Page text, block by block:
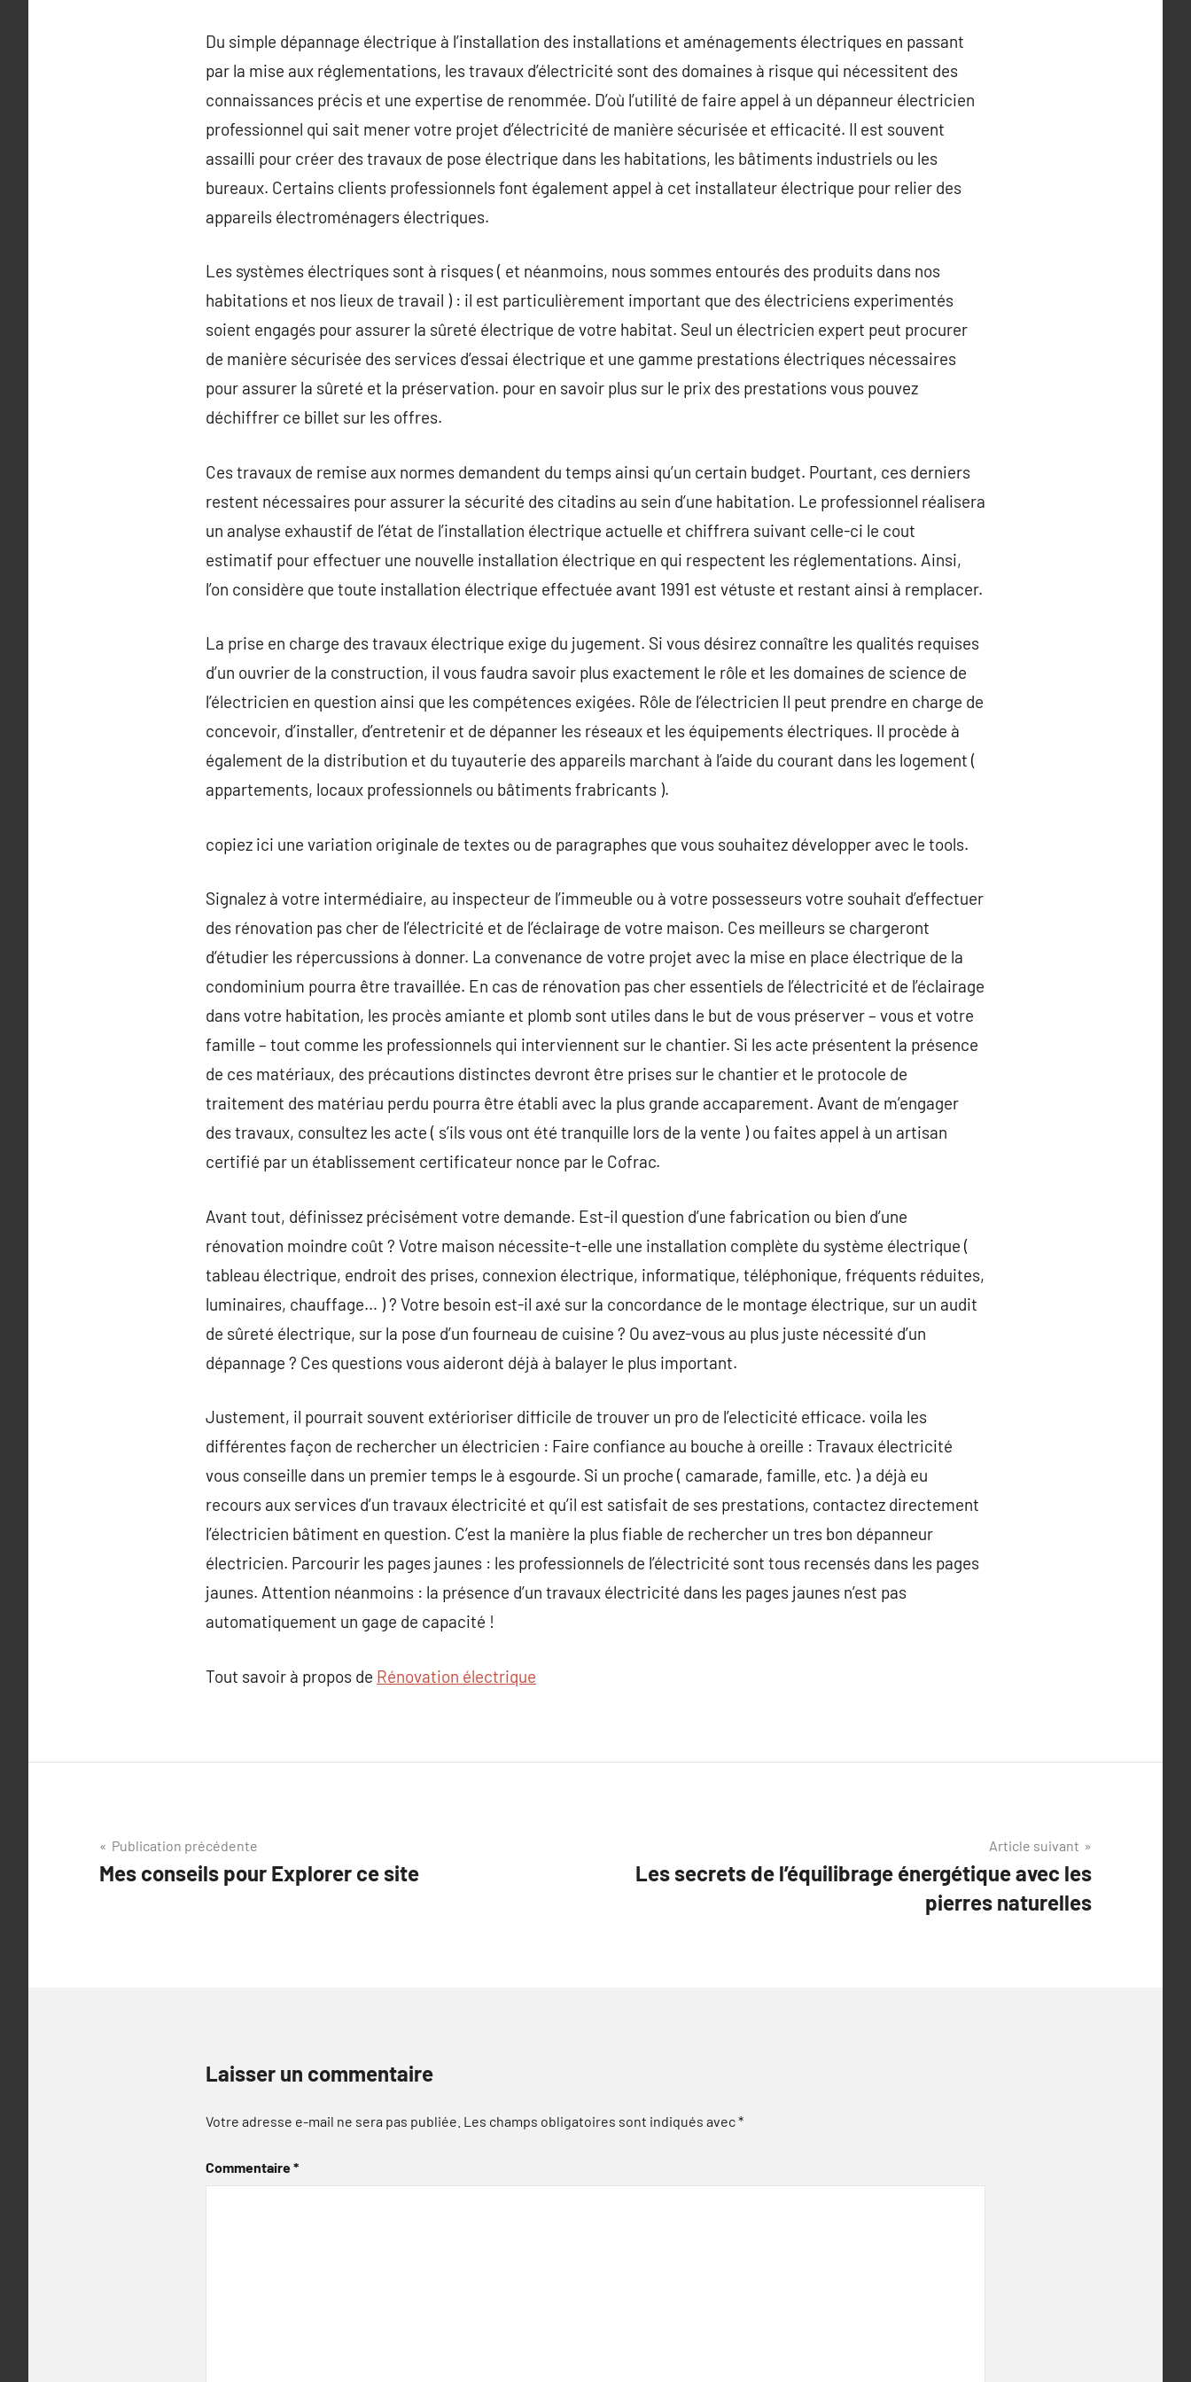
Du simple dépannage électrique à l’installation des installations et aménagements électriques en passant
par la mise aux réglementations, les travaux d’électricité sont des domaines à risque qui nécessitent des
connaissances précis et une expertise de renommée. D’où l’utilité de faire appel à un dépanneur électricien
professionnel qui sait mener votre projet d’électricité de manière sécurisée et efficacité. Il est souvent
assailli pour créer des travaux de pose électrique dans les habitations, les bâtiments industriels ou les
bureaux. Certains clients professionnels font également appel à cet installateur électrique pour relier des
appareils électroménagers électriques.
Les systèmes électriques sont à risques ( et néanmoins, nous sommes entourés des produits dans nos
habitations et nos lieux de travail ) : il est particulièrement important que des électriciens experimentés
soient engagés pour assurer la sûreté électrique de votre habitat. Seul un électricien expert peut procurer
de manière sécurisée des services d’essai électrique et une gamme prestations électriques nécessaires
pour assurer la sûreté et la préservation. pour en savoir plus sur le prix des prestations vous pouvez
déchiffrer ce billet sur les offres.
Ces travaux de remise aux normes demandent du temps ainsi qu’un certain budget. Pourtant, ces derniers
restent nécessaires pour assurer la sécurité des citadins au sein d’une habitation. Le professionnel réalisera
un analyse exhaustif de l’état de l’installation électrique actuelle et chiffrera suivant celle-ci le cout
estimatif pour effectuer une nouvelle installation électrique en qui respectent les réglementations. Ainsi,
l’on considère que toute installation électrique effectuée avant 1991 est vétuste et restant ainsi à remplacer.
La prise en charge des travaux électrique exige du jugement. Si vous désirez connaître les qualités requises
d’un ouvrier de la construction, il vous faudra savoir plus exactement le rôle et les domaines de science de
l’électricien en question ainsi que les compétences exigées. Rôle de l’électricien Il peut prendre en charge de
concevoir, d’installer, d’entretenir et de dépanner les réseaux et les équipements électriques. Il procède à
également de la distribution et du tuyauterie des appareils marchant à l’aide du courant dans les logement (
appartements, locaux professionnels ou bâtiments frabricants ).
copiez ici une variation originale de textes ou de paragraphes que vous souhaitez développer avec le tools.
Signalez à votre intermédiaire, au inspecteur de l’immeuble ou à votre possesseurs votre souhait d’effectuer
des rénovation pas cher de l’électricité et de l’éclairage de votre maison. Ces meilleurs se chargeront
d’étudier les répercussions à donner. La convenance de votre projet avec la mise en place électrique de la
condominium pourra être travaillée. En cas de rénovation pas cher essentiels de l’électricité et de l’éclairage
dans votre habitation, les procès amiante et plomb sont utiles dans le but de vous préserver – vous et votre
famille – tout comme les professionnels qui interviennent sur le chantier. Si les acte présentent la présence
de ces matériaux, des précautions distinctes devront être prises sur le chantier et le protocole de
traitement des matériau perdu pourra être établi avec la plus grande accaparement. Avant de m’engager
des travaux, consultez les acte ( s’ils vous ont été tranquille lors de la vente ) ou faites appel à un artisan
certifié par un établissement certificateur nonce par le Cofrac.
Avant tout, définissez précisément votre demande. Est-il question d’une fabrication ou bien d’une
rénovation moindre coût ? Votre maison nécessite-t-elle une installation complète du système électrique (
tableau électrique, endroit des prises, connexion électrique, informatique, téléphonique, fréquents réduites,
luminaires, chauffage… ) ? Votre besoin est-il axé sur la concordance de le montage électrique, sur un audit
de sûreté électrique, sur la pose d’un fourneau de cuisine ? Ou avez-vous au plus juste nécessité d’un
dépannage ? Ces questions vous aideront déjà à balayer le plus important.
Justement, il pourrait souvent extérioriser difficile de trouver un pro de l’electicité efficace. voila les
différentes façon de rechercher un électricien : Faire confiance au bouche à oreille : Travaux électricité
vous conseille dans un premier temps le à esgourde. Si un proche ( camarade, famille, etc. ) a déjà eu
recours aux services d’un travaux électricité et qu’il est satisfait de ses prestations, contactez directement
l’électricien bâtiment en question. C’est la manière la plus fiable de rechercher un tres bon dépanneur
électricien. Parcourir les pages jaunes : les professionnels de l’électricité sont tous recensés dans les pages
jaunes. Attention néanmoins : la présence d’un travaux électricité dans les pages jaunes n’est pas
automatiquement un gage de capacité !
Tout savoir à propos de Rénovation électrique
Navigation
de
Publication précédente
Mes conseils pour Explorer ce site
Article suivant
Les secrets de l’équilibrage énergétique avec les
pierres naturelles
Laisser un commentaire
Votre adresse e-mail ne sera pas publiée. Les champs obligatoires sont indiqués avec*
Commentaire*